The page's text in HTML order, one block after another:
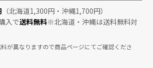
（北海道1,300円・沖縄1,700円）
入で送料無料※北海道・沖縄は送料無料対
が異なりますので商品ページにてご確認くださ